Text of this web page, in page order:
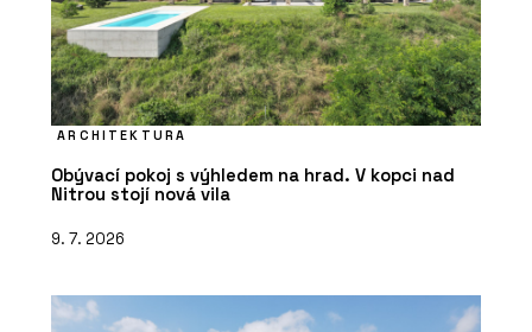
ARCHITEKTURA
Obývací pokoj s výhledem na hrad. V kopci nad
Nitrou stojí nová vila
9. 7. 2026